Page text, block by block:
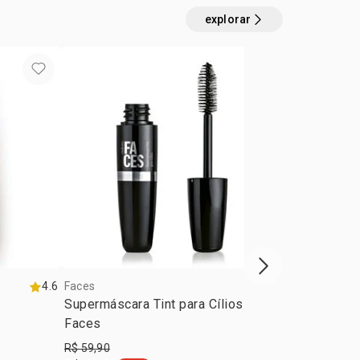
explorar
4.6 Faces
Supermáscara Tint para Cílios
Faces
R$ 59,90
próxima vitrine